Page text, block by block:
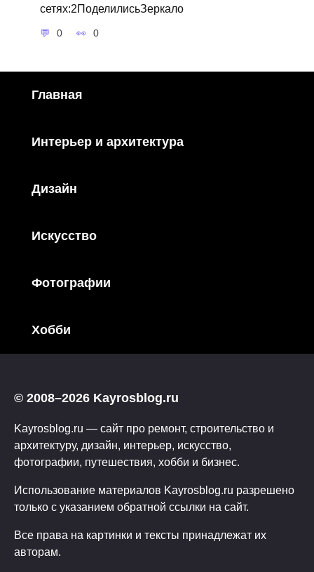
сетях:2ПоделилисьЗеркало
0 0
Главная
Интерьер и архитектура
Дизайн
Искусство
Фотографии
Хобби
© 2008–2026 Kayrosblog.ru
Kayrosblog.ru — сайт про ремонт, строительство и
архитектуру, дизайн, интерьер, искусство,
фотографии, путешествия, хобби и бизнес.
Использование материалов Kayrosblog.ru разрешено
только с указанием обратной ссылки на сайт.
Все права на картинки и тексты принадлежат их
авторам.